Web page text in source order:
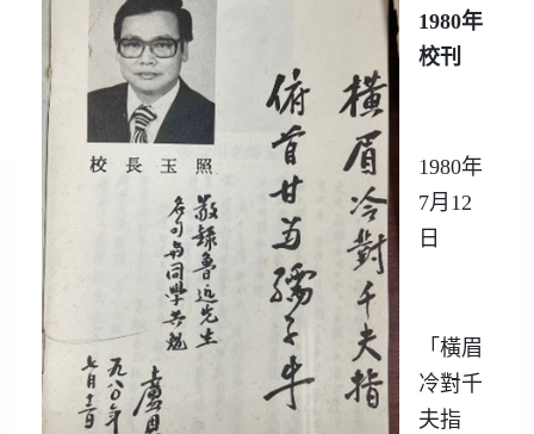
1980年
校刊
1980年
7月12
日
「橫眉
冷對千
夫指